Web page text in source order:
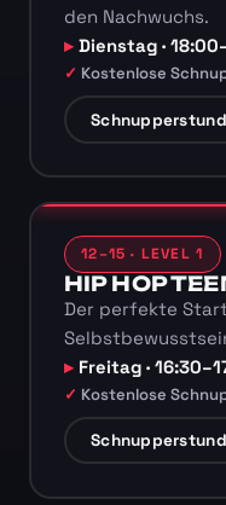
den Nachwuchs.
Dienstag ·
Kostenlose
12–15 · LEVEL 1
HIP HOP
Der perfekte
Freitag ·
Kostenlose